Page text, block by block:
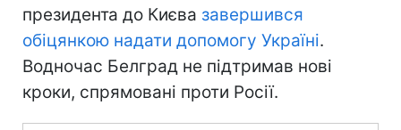
президента до Києва завершився
обіцянкою надати допомогу Україні.
Водночас Белград не підтримав нові
кроки, спрямовані проти Росії.